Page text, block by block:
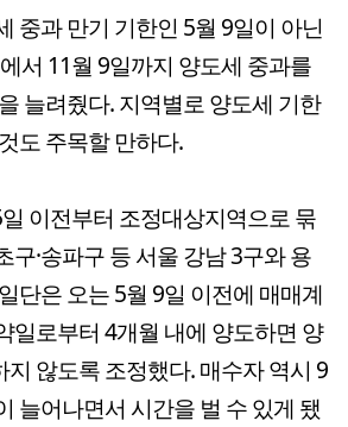
중과 만기 기한인 5월 9일이 아닌
서 11월 9일까지 양도세 중과를
늘려줬다. 지역별로 양도세 기한
도 주목할 만하다.
이전부터 조정대상지역으로 묶
구·송파구 등 서울 강남 3구와 용
단은 오는 5월 9일 이전에 매매계
일로부터 4개월 내에 양도하면 양
않도록 조정했다. 매수자 역시 9
늘어나면서 시간을 벌 수 있게 됐